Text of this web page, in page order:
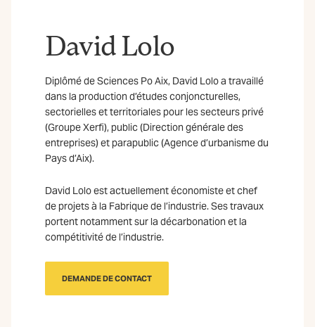
David Lolo
Diplômé de Sciences Po Aix, David Lolo a travaillé
dans la production d’études conjoncturelles,
sectorielles et territoriales pour les secteurs privé
(Groupe Xerfi), public (Direction générale des
entreprises) et parapublic (Agence d’urbanisme du
Pays d’Aix).
David Lolo est actuellement économiste et chef
de projets à la Fabrique de l’industrie. Ses travaux
portent notamment sur la décarbonation et la
compétitivité de l’industrie.
DEMANDE DE CONTACT